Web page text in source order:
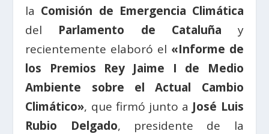
la Comisión de Emergencia Climática
del Parlamento de Cataluña y
recientemente elaboró el «Informe de
los Premios Rey Jaime I de Medio
Ambiente sobre el Actual Cambio
Climático», que firmó junto a José Luis
Rubio Delgado, presidente de la